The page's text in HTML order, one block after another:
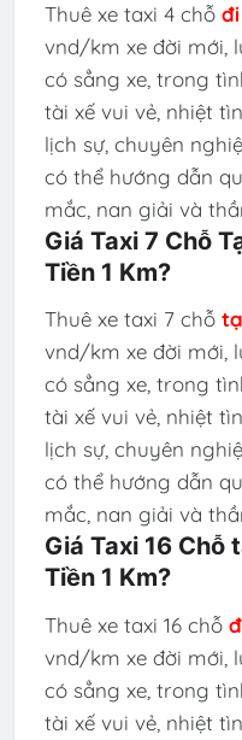
Thuê xe taxi 4 chỗ đi
vnd/km xe đời mới,
có sẳng xe, trong
tài xế vui vẻ, nhiệt
lịch sự, chuyên
có thể hướng dẫn
mắc, nan giải và
Giá Taxi 7 Chỗ
Tiền 1 Km?
Thuê xe taxi 7 chỗ
vnd/km xe đời mới,
có sẳng xe, trong
tài xế vui vẻ, nhiệt
lịch sự, chuyên
có thể hướng dẫn
mắc, nan giải và
Giá Taxi 16 Chỗ
Tiền 1 Km?
Thuê xe taxi 16 chỗ
vnd/km xe đời mới,
có sẳng xe, trong
tài xế vui vẻ, nhiệt